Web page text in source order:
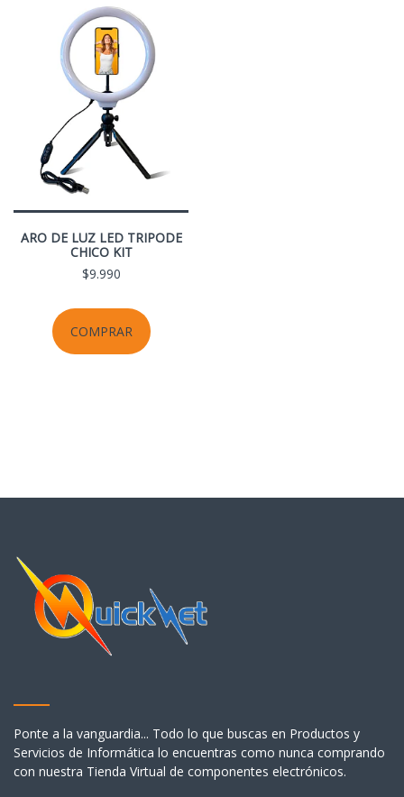
ARO DE LUZ LED TRIPODE
CHICO KIT
$9.990
COMPRAR
Ponte a la vanguardia... Todo lo que buscas en Productos y
Servicios de Informática lo encuentras como nunca comprando
con nuestra Tienda Virtual de componentes electrónicos.